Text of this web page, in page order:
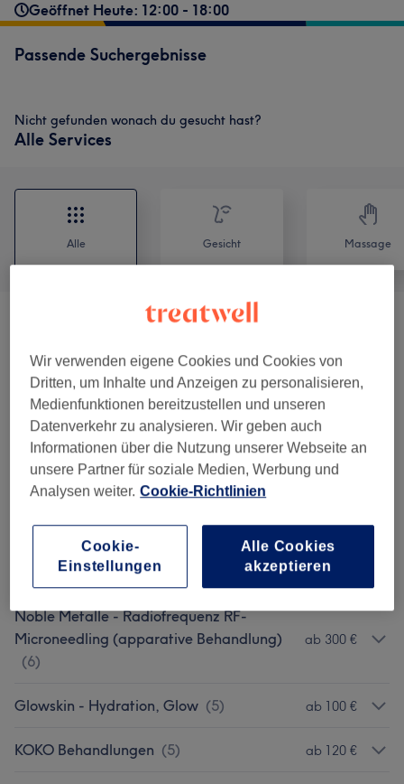
Geöffnet Heute: 12:00 - 18:00
Passende Suchergebnisse
Nicht gefunden wonach du gesucht hast?
Alle Services
Alle Gesicht Massage
Dermakosmetologische Beratung (3)
Onkologische Behandlung 1 )
Haute Couture - Anti-Age Kollektion ( ab 100 €
Blütenkollektion - Rosazea, Sensitive
Haut (4)
ab 90 €
Juwelen - Post-Akne, Pigment (3) ab 90 €
Kristall - Akne, Ausreinigung ab 90 €
Noble Metalle - Radiofrequenz RF-
Microneedling (apparative Behandlung)
(6)
ab 300 €
Glowskin - Hydration, Glow (5) ab 100 €
KOKO Behandlungen (5) ab 120 €
Wir verwenden eigene Cookies und Cookies von
Dritten, um Inhalte und Anzeigen zu personalisieren,
Medienfunktionen bereitzustellen und unseren
Datenverkehr zu analysieren. Wir geben auch
Informationen über die Nutzung unserer Webseite an
unsere Partner für soziale Medien, Werbung und
Analysen weiter. Cookie-Richtlinien
Cookie-
Einstellungen
Alle Cookies
akzeptieren